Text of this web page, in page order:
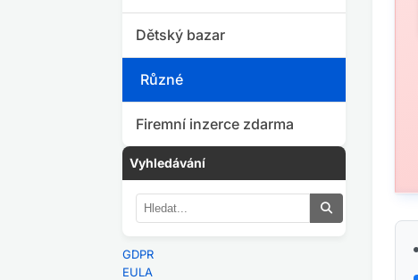
Dětský bazar
Různé
Firemní inzerce zdarma
Vyhledávání
GDPR
EULA